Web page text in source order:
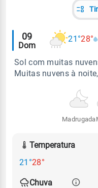
Alertas
meteorológicos
09
Dom
21°28°
Sol com muitas
Muitas nuvens à
Madrugada
Temperatura
21°28°
Chuva